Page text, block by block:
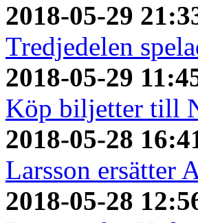
2018-05-29
Tredjedelen
2018-05-29
Köp biljetter till
2018-05-28
Larsson ersätter
2018-05-28